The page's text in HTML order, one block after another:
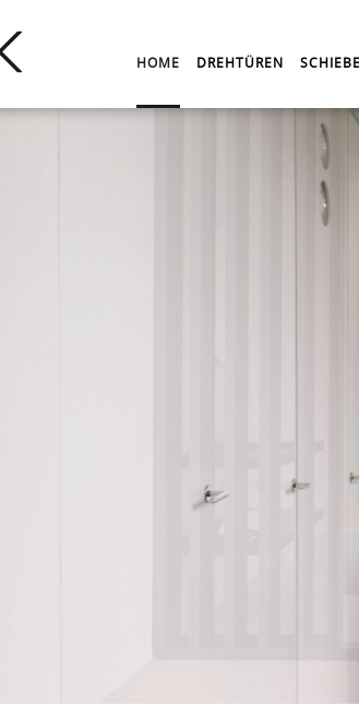
HOME DREHTÜREN